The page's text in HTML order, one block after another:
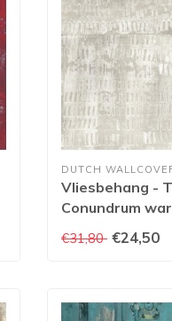
DUTCH
Vliesbehang -
Conundrum
€31,80 €24,50